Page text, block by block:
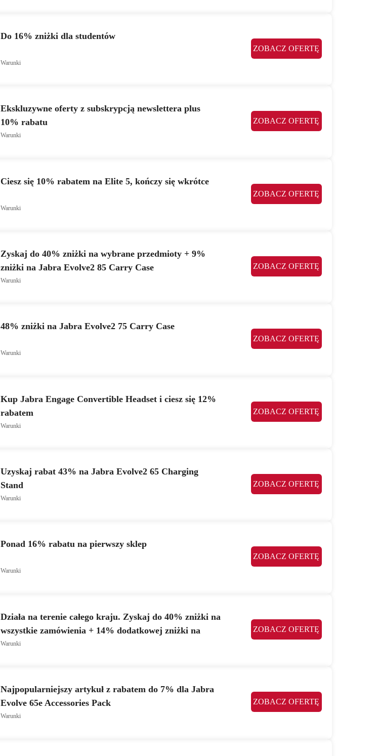
Do 16% zniżki dla studentów
ZOBACZ OFERTĘ
Warunki
Ekskluzywne oferty z subskrypcją newslettera plus
10% rabatu
ZOBACZ OFERTĘ
Warunki
Ciesz się 10% rabatem na Elite 5, kończy się wkrótce
ZOBACZ OFERTĘ
Warunki
Zyskaj do 40% zniżki na wybrane przedmioty + 9%
zniżki na Jabra Evolve2 85 Carry Case
ZOBACZ OFERTĘ
Warunki
48% zniżki na Jabra Evolve2 75 Carry Case
ZOBACZ OFERTĘ
Warunki
Kup Jabra Engage Convertible Headset i ciesz się 12%
rabatem
ZOBACZ OFERTĘ
Warunki
Uzyskaj rabat 43% na Jabra Evolve2 65 Charging
Stand
ZOBACZ OFERTĘ
Warunki
Ponad 16% rabatu na pierwszy sklep
ZOBACZ OFERTĘ
Warunki
Działa na terenie całego kraju. Zyskaj do 40% zniżki na
wszystkie zamówienia + 14% dodatkowej zniżki na
Jabra Engage Link – USB-C
ZOBACZ OFERTĘ
Warunki
Najpopularniejszy artykuł z rabatem do 7% dla Jabra
Evolve 65e Accessories Pack
ZOBACZ OFERTĘ
Warunki